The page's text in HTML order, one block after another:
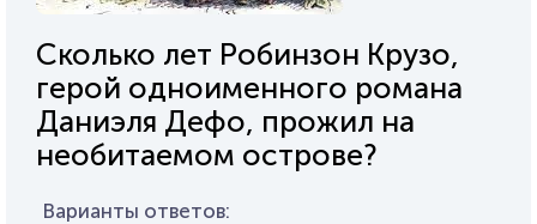
Сколько лет Робинзон Крузо,
герой одноименного романа
Даниэля Дефо, прожил на
необитаемом острове?
Варианты ответов: